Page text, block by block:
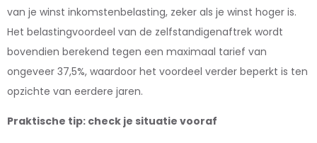
van je winst inkomstenbelasting, zeker als je winst hoger is.
Het belastingvoordeel van de zelfstandigenaftrek wordt
bovendien berekend tegen een maximaal tarief van
ongeveer 37,5%, waardoor het voordeel verder beperkt is ten
opzichte van eerdere jaren.
Praktische tip: check je situatie vooraf